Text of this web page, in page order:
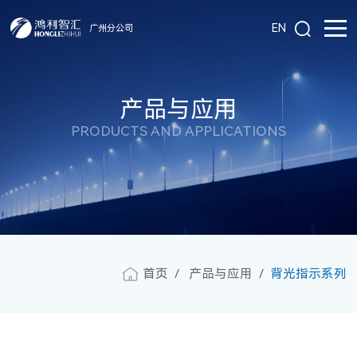
广州分公司 EN
产品与应用
PRODUCTS AND APPLICATIONS
首页 产品与应用 背光指示系列